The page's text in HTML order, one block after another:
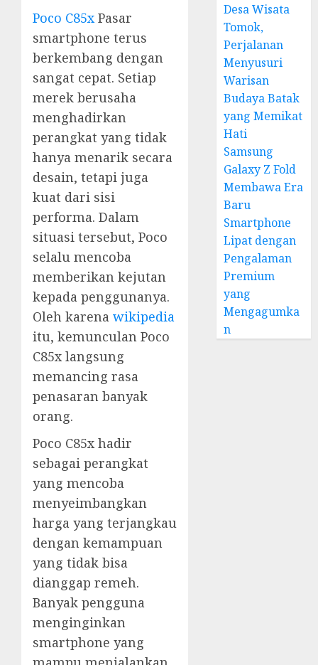
Poco C85xPasar
smartphone terus
berkembang dengan
sangat cepat. Setiap
merek berusaha
menghadirkan
perangkat yang tidak
hanya menarik secara
desain, tetapi juga
kuat dari sisi
performa. Dalam
situasi tersebut, Poco
selalu mencoba
memberikan kejutan
kepada penggunanya.
Oleh karena wikipedia
itu, kemunculan Poco
C85x langsung
memancing rasa
penasaran banyak
orang.
Poco C85x hadir
sebagai perangkat
yang mencoba
menyeimbangkan
harga yang terjangkau
dengan kemampuan
yang tidak bisa
dianggap remeh.
Banyak pengguna
menginginkan
smartphone yang
Desa Wisata
Tomok,
Perjalanan
Menyusuri
Warisan
Budaya Batak
yang Memikat
Hati
Samsung
Galaxy Z Fold
Membawa Era
Baru
Smartphone
Lipat dengan
Pengalaman
Premium
yang
Mengagumka
n